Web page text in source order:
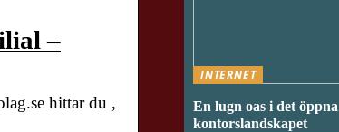
–
hittar du ,
INTERNET
En lugn oas i det öppna
kontorslandskapet